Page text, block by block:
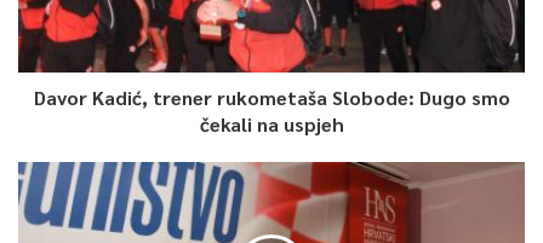
Davor Kadić, trener rukometaša Slobode: Dugo smo
čekali na uspjeh